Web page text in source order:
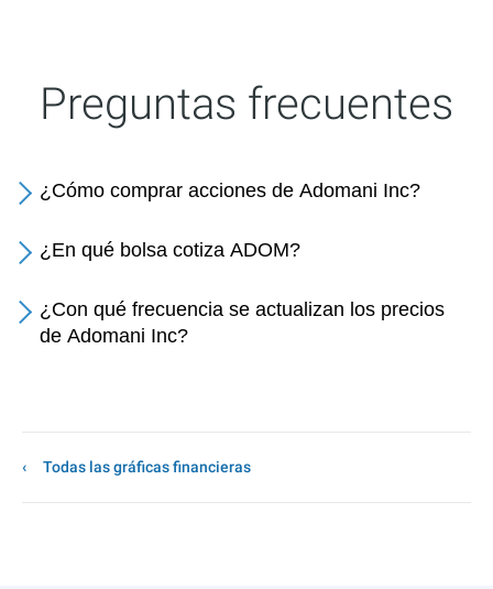
Preguntas frecuentes
¿Cómo comprar acciones de Adomani Inc?
¿En qué bolsa cotiza ADOM?
¿Con qué frecuencia se actualizan los precios
de Adomani Inc?
Todas las gráficas financieras